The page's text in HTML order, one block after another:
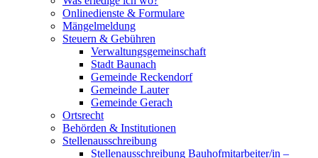
Onlinedienste & Formulare
Mängelmeldung
Steuern & Gebühren
Verwaltungsgemeinschaft
Stadt Baunach
Gemeinde Reckendorf
Gemeinde Lauter
Gemeinde Gerach
Ortsrecht
Behörden & Institutionen
Stellenausschreibung
Stellenausschreibung Bauhofmitarbeiter/in –